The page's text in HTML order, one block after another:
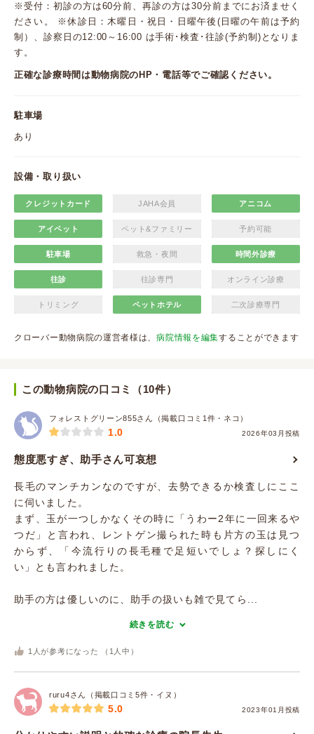
※受付：初診の方は60分前、再診の方は30分前までにお済ませく
ださい。 ※休診日：木曜日・祝日・日曜午後(日曜の午前は予約
制）、診察日の12:00～16:00 は手術･検査･往診(予約制)となりま
す。
正確な診療時間は動物病院のHP・電話等でご確認ください。
駐車場
あり
設備・取り扱い
クレジットカード JAHA会員 アニコム
アイペット ペット&ファミリー 予約可能
駐車場 救急・夜間 時間外診療
往診 往診専門 オンライン診療
トリミング ペットホテル 二次診療専門
クローバー動物病院の運営者様は、病院情報を編集することができます
この動物病院の口コミ（10件）
フォレストグリーン855さん（掲載口コミ1件・ネコ）
2026年03月投稿
1.0
態度悪すぎ、助手さん可哀想
長毛のマンチカンなのですが、去勢できるか検査しにここ
に伺いました。
まず、玉が一つしかなくその時に「うわー2年に一回来るや
つだ」と言われ、レントゲン撮られた時も片方の玉は見つ
からず、「今流行りの長毛種で足短いでしょ？探しにく
い」とも言われました。
助手の方は優しいのに、助手の扱いも雑で見てら...
続きを読む
1 人が参考になった （ 1 人中）
ruru4さん（掲載口コミ5件・イヌ）
2023年01月投稿
5.0